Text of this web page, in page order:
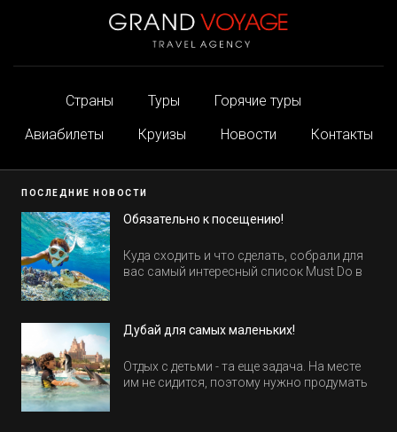
Страны Туры
Горячие туры
Авиабилеты
Круизы Новости Контакты
ПОСЛЕДНИЕ НОВОСТИ
Обязательно к посещению!
Куда сходить и что сделать, собрали для
вас самый интересный список Must Do в
Дубай для самых маленьких!
Отдых с детьми - та еще задача. На месте
им не сидится, поэтому нужно продумать